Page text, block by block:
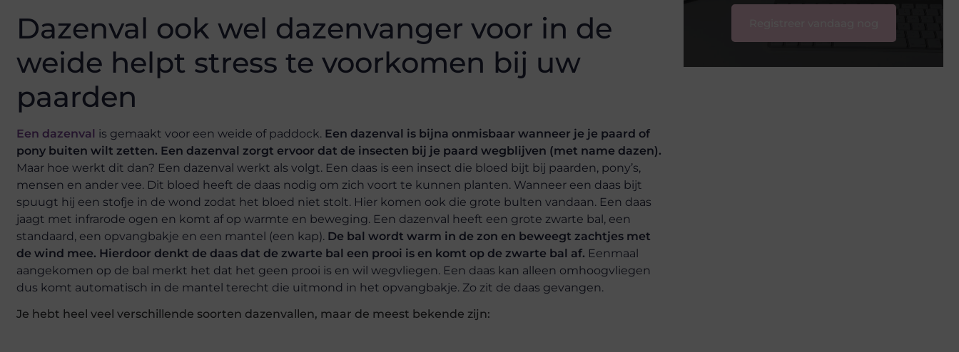
Dazenval ook wel dazenvanger voor in de
weide helpt stress te voorkomen bij uw
paarden
Een dazenval is gemaakt voor een weide of paddock. Een dazenval is bijna onmisbaar wanneer je je paard of
pony buiten wilt zetten. Een dazenval zorgt ervoor dat de insecten bij je paard wegblijven (met name dazen).
Maar hoe werkt dit dan? Een dazenval werkt als volgt. Een daas is een insect die bloed bijt bij paarden, pony’s,
mensen en ander vee. Dit bloed heeft de daas nodig om zich voort te kunnen planten. Wanneer een daas bijt
spuugt hij een stofje in de wond zodat het bloed niet stolt. Hier komen ook die grote bulten vandaan. Een daas
jaagt met infrarode ogen en komt af op warmte en beweging. Een dazenval heeft een grote zwarte bal, een
standaard, een opvangbakje en een mantel (een kap). De bal wordt warm in de zon en beweegt zachtjes met
de wind mee. Hierdoor denkt de daas dat de zwarte bal een prooi is en komt op de zwarte bal af. Eenmaal
aangekomen op de bal merkt het dat het geen prooi is en wil wegvliegen. Een daas kan alleen omhoogvliegen
dus komt automatisch in de mantel terecht die uitmond in het opvangbakje. Zo zit de daas gevangen.
Je hebt heel veel verschillende soorten dazenvallen, maar de meest bekende zijn: